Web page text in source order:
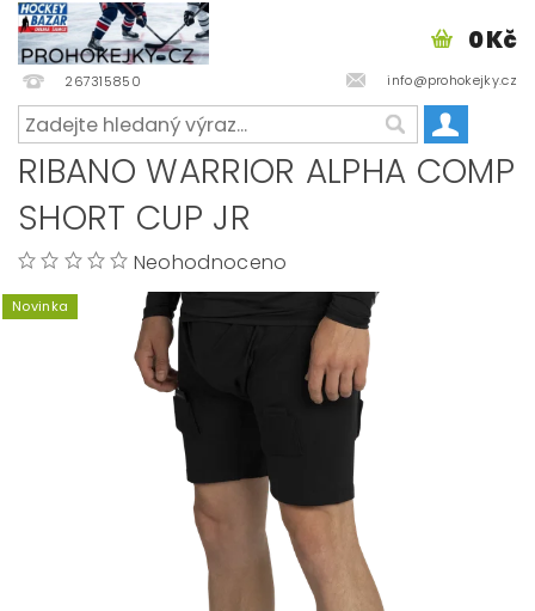
267315850 info@prohokejky.cz
0 Kč
RIBANO WARRIOR ALPHA COMP
SHORT CUP JR
Neohodnoceno
Novinka